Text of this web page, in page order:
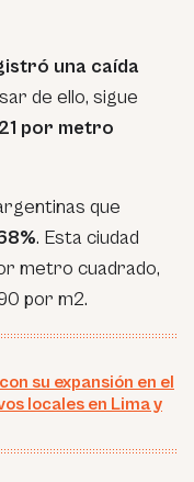
una caída
de ello, sigue
por metro
que
. Esta ciudad
metro cuadrado,
por m2.
su expansión en el
locales en Lima y